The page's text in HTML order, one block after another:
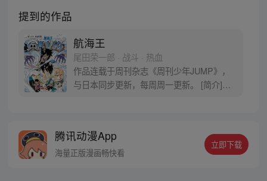
提到的作品
航海王
尾田荣一郎 · 战斗 · 热血
作品连载于周刊杂志《周刊少年JUMP》，
与日本同步更新，每周周一更新。 [简介]有
十年后，路飞为实现与因救他而断臂的杰克
斯的约定而出海，开始了以成为海盗王为目
腾讯动漫App
海量正版漫画畅快看
立即下载